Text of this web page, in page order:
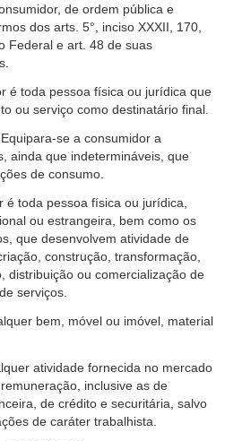
de ordem pública e
dos arts. 5°, inciso XXXII, 170,
Federal e art. 48 de suas
é toda pessoa física ou jurídica que
ou serviço como destinatário final.
Equipara-se a consumidor a
ainda que indetermináveis, que
de consumo.
é toda pessoa física ou jurídica,
ou estrangeira, bem como os
que desenvolvem atividade de
construção, transformação,
distribuição ou comercialização de
serviços.
bem, móvel ou imóvel, material
atividade fornecida no mercado
inclusive as de
de crédito e securitária, salvo
de caráter trabalhista.